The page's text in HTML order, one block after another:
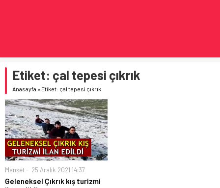
Etiket: çal tepesi çıkrık
Anasayfa » Etiket: çal tepesi çıkrık
Manşet 25 Aralık 2021 14:37
Geleneksel Çıkrık kış turizmi